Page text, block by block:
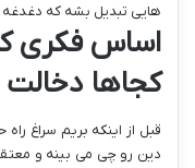
هایی تبدیل بشه که دغدغه
اساس فکری
کجاها
قبل از اینکه بریم سراغ
دین رو چی می بینه و